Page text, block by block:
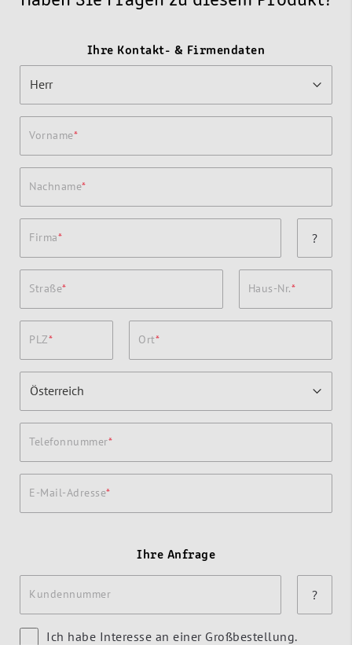
Ihre Kontakt- & Firmendaten
Vorname
Nachname
Firma ?
Straße Haus-Nr.
PLZ Ort
Telefonnummer
E-Mail-Adresse
Ihre Anfrage
Kundennummer ?
Ich habe Interesse an einer Großbestellung.